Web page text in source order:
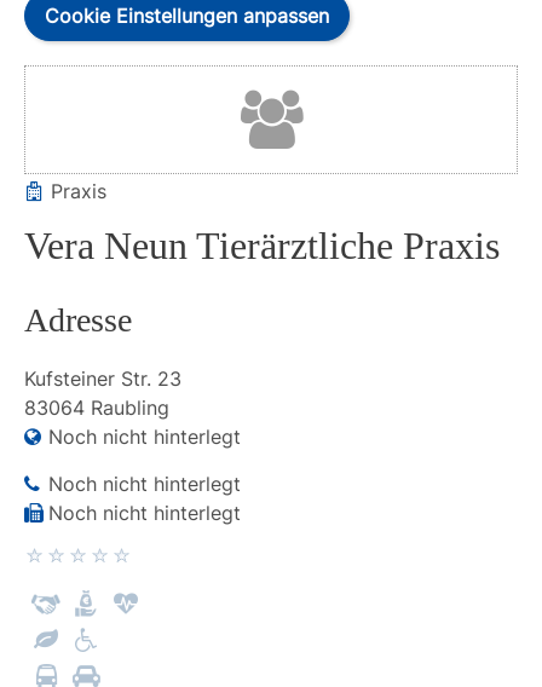
Cookie Einstellungen anpassen
Praxis
Vera Neun Tierärztliche Praxis
Adresse
Kufsteiner Str. 23
83064 Raubling
Noch nicht hinterlegt
Noch nicht hinterlegt
Noch nicht hinterlegt